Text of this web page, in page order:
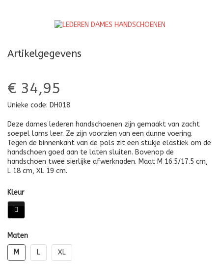
Artikelgegevens
€ 34,95
Unieke code: DH018
Deze dames lederen handschoenen zijn gemaakt van zacht
soepel lams leer. Ze zijn voorzien van een dunne voering.
Tegen de binnenkant van de pols zit een stukje elastiek om de
handschoen goed aan te laten sluiten. Bovenop de
handschoen twee sierlijke afwerknaden. Maat M 16.5/17.5 cm,
L 18 cm, XL 19 cm.
Kleur
Maten
M
L XL